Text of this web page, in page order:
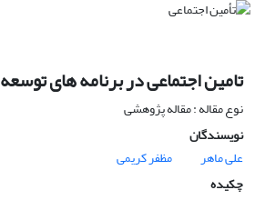
تامین اجتماعی در برنامه های توسعه
نوع مقاله : مقاله پژوهشی
نویسندگان
علی ماهر
مظفر کریمی
چکیده